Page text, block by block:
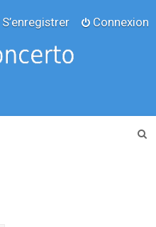
Connexion
S’enregistrer